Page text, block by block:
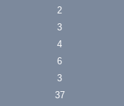
2
3
4
6
3
37